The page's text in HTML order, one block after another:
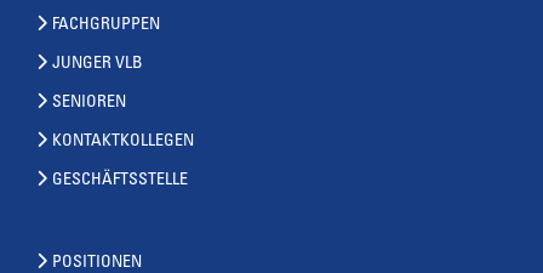
FACHGRUPPEN
JUNGER VLB
SENIOREN
KONTAKTKOLLEGEN
GESCHÄFTSSTELLE
POSITIONEN